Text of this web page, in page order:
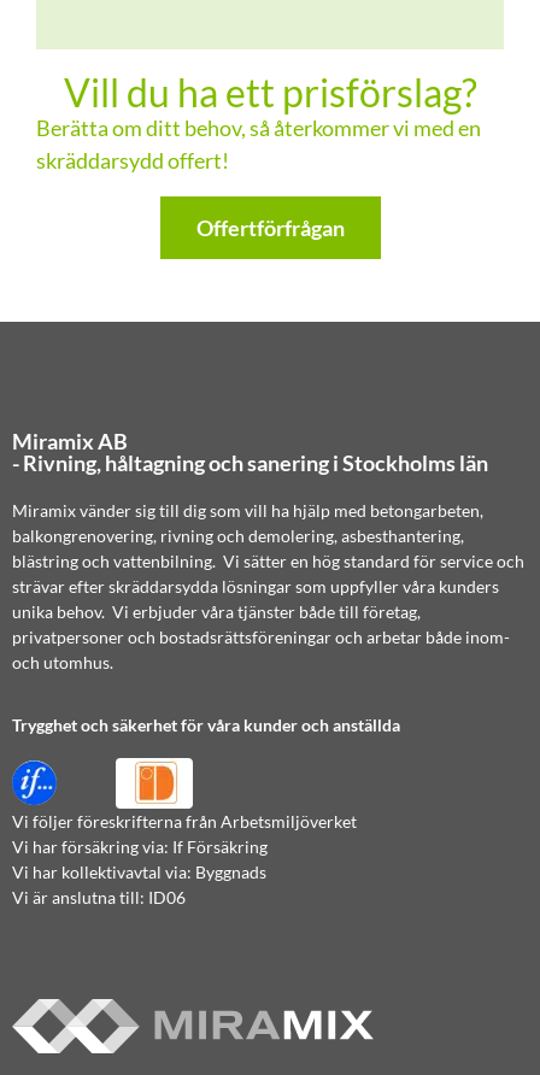
Vill du ha ett prisförslag?
Berätta om ditt behov, så återkommer vi med en
skräddarsydd offert!
Offertförfrågan
Miramix AB
- Rivning, håltagning och sanering i Stockholms län
Miramix vänder sig till dig som vill ha hjälp med betongarbeten,
balkongrenovering, rivning och demolering, asbesthantering,
blästring och vattenbilning. Vi sätter en hög standard för service och
strävar efter skräddarsydda lösningar som uppfyller våra kunders
unika behov. Vi erbjuder våra tjänster både till företag,
privatpersoner och bostadsrättsföreningar och arbetar både inom-
och utomhus.
Trygghet och säkerhet för våra kunder och anställda
Vi följer föreskrifterna från Arbetsmiljöverket
Vi har försäkring via: If Försäkring
Vi har kollektivavtal via: Byggnads
Vi är anslutna till: ID06